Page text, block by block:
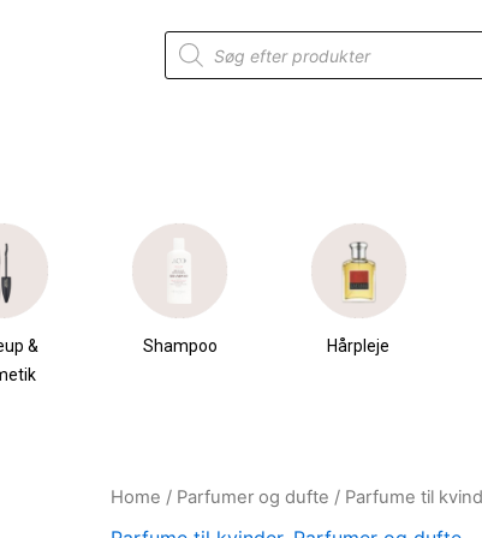
Products
search
&
Shampoo Hårpleje
Home / Parfumer og dufte / Parfume til
Original